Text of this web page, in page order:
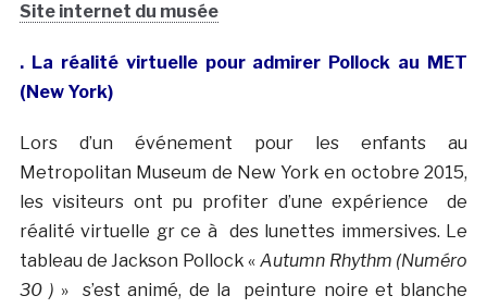
Site internet du musée
. La réalité virtuelle pour admirer Pollock au MET
(New York)
Lors d’un événement pour les enfants au
Metropolitan Museum de New York en octobre 2015,
les visiteurs ont pu profiter d’une expérience de
réalité virtuelle gr ce à des lunettes immersives. Le
tableau de Jackson Pollock « Autumn Rhythm (Numéro
30 ) » s’est animé, de la peinture noire et blanche